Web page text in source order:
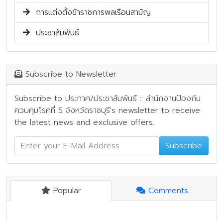
การแต่งตั้งข้าราชการพลเรือนสามัญ
ประชาสัมพันธ์
Subscribe to Newsletter
Subscribe to ประกาศ/ประชาสัมพันธ์ :: สำนักงานป้องกัน
ควบคุมโรคที่ 5 จังหวัดราชบุรี's newsletter to receive
the latest news and exclusive offers.
Subscribe
Popular Comments